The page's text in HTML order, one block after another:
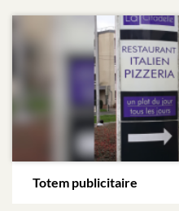
Totem publicitaire